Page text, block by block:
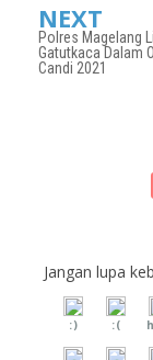
NEXT
Polres Magelang
Gatutkaca Dalam
Candi 2021
Jangan lupa
:) :(